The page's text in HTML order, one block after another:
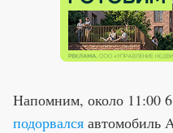
Напомним, около 11:00
подорвался автомобиль